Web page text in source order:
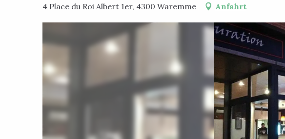
4 Place du Roi Albert 1er, 4300 Waremme Anfahrt